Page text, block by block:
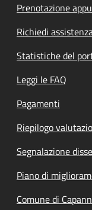
Prenotazione
Richiedi
Statistiche del
Leggi le FAQ
Pagamenti
Riepilogo
Segnalazione
Piano di
Comune di